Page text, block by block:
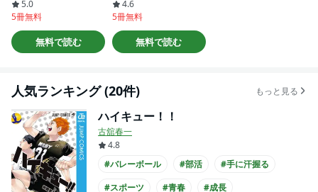
5.0
5冊無料
無料で読む
4.6
5冊無料
無料で読む
人気ランキング (20件) もっと見る
ハイキュー！！
古舘春一
4.8
#バレーボール
#部活
#手に汗握る
#スポーツ
#青春
#成長